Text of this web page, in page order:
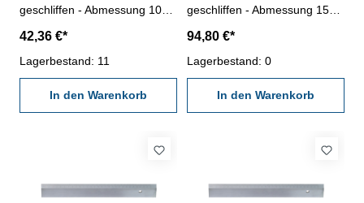
geschliffen - Abmessung 1000
42,36 €*
Lagerbestand: 11
In den Warenkorb
geschliffen - Abmessung 1500
94,80 €*
Lagerbestand: 0
In den Warenkorb